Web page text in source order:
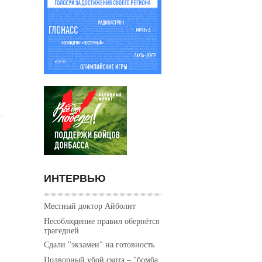
ИНТЕРВЬЮ
Местный доктор Айболит
Несоблюдение правил обернётся
трагедией
Сдали "экзамен" на готовность
Подворный убой скота – "бомба